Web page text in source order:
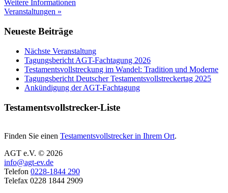
Weitere Informationen
Veranstaltungen »
Neueste Beiträge
Nächste Veranstaltung
Tagungsbericht AGT-Fachtagung 2026
Testamentsvollstreckung im Wandel: Tradition und Moderne
Tagungsbericht Deutscher Testamentsvollstreckertag 2025
Ankündigung der AGT-Fachtagung
Testamentsvollstrecker-Liste
Finden Sie einen Testamentsvollstrecker in Ihrem Ort.
AGT e.V. © 2026
info@agt-ev.de
Telefon 0228-1844 290
Telefax 0228 1844 2909